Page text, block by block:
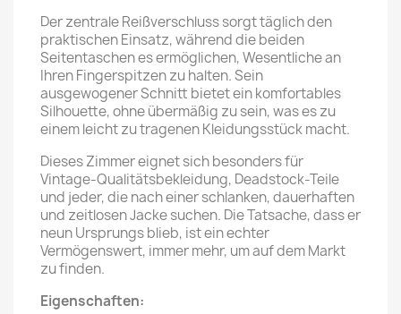
Der zentrale Reißverschluss sorgt täglich den
praktischen Einsatz, während die beiden
Seitentaschen es ermöglichen, Wesentliche an
Ihren Fingerspitzen zu halten. Sein
ausgewogener Schnitt bietet ein komfortables
Silhouette, ohne übermäßig zu sein, was es zu
einem leicht zu tragenen Kleidungsstück macht.
Dieses Zimmer eignet sich besonders für
Vintage-Qualitätsbekleidung, Deadstock-Teile
und jeder, die nach einer schlanken, dauerhaften
und zeitlosen Jacke suchen. Die Tatsache, dass er
neun Ursprungs blieb, ist ein echter
Vermögenswert, immer mehr, um auf dem Markt
zu finden.
Eigenschaften: